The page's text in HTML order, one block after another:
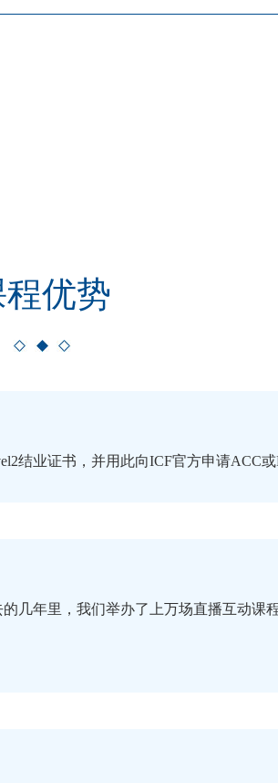
优势
结业证书，并用此向ICF官方申请ACC
几年里，我们举办了上万场直播互动课